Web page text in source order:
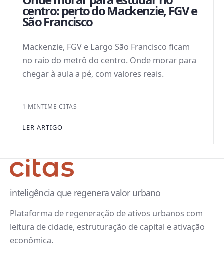
centro: perto do Mackenzie, FGV e
São Francisco
Mackenzie, FGV e Largo São Francisco ficam
no raio do metrô do centro. Onde morar para
chegar à aula a pé, com valores reais.
1 MINTIME CITAS
LER ARTIGO
inteligência que regenera valor urbano
Plataforma de regeneração de ativos urbanos com
leitura de cidade, estruturação de capital e ativação
econômica.